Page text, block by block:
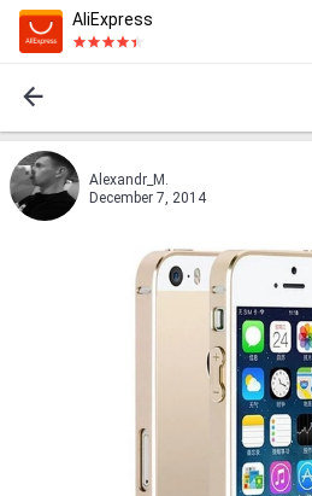
AliExpress
Alexandr_M.
December 7, 2014